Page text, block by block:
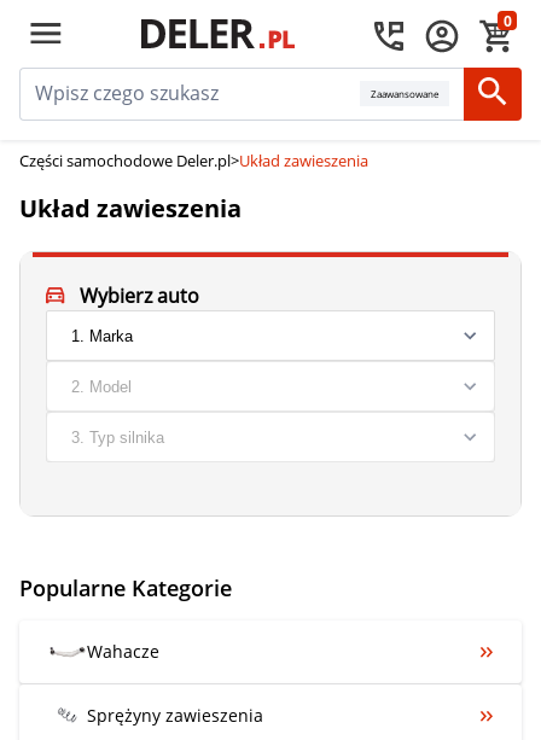
0
Zaawansowane
Części samochodowe Deler.pl>Układ zawieszenia
Układ zawieszenia
Wybierz auto
Popularne Kategorie
Wahacze
Sprężyny zawieszenia